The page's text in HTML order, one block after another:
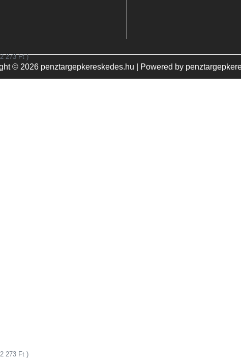
273Ft)
273 Ft )
© 2026 penztargepkereskedes.hu | Powered by